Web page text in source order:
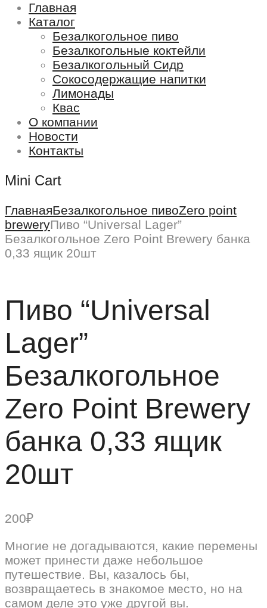
Главная
Каталог
Безалкогольное пиво
Безалкогольные коктейли
Безалкогольный Сидр
Сокосодержащие напитки
Лимонады
Квас
О компании
Новости
Контакты
Mini Cart
ГлавнаяБезалкогольное пивоZero point
breweryПиво “Universal Lager”
Безалкогольное Zero Point Brewery банка
0,33 ящик 20шт
Пиво “Universal
Lager”
Безалкогольное
Zero Point Brewery
банка 0,33 ящик
20шт
200₽
Многие не догадываются, какие перемены
может принести даже небольшое
путешествие. Вы, казалось бы,
возвращаетесь в знакомое место, но на
самом деле это уже другой вы.